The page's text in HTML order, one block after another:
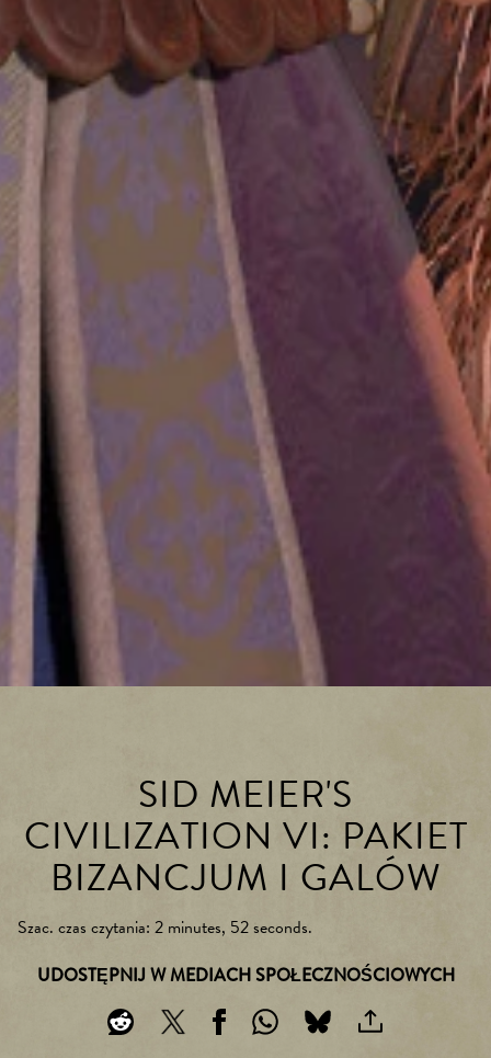
SID MEIER'S
CIVILIZATION VI: PAKIET
BIZANCJUM I GALÓW
Szac. czas czytania 2 minutes, 52 seconds
UDOSTĘPNIJ W MEDIACH SPOŁECZNOŚCIOWYCH